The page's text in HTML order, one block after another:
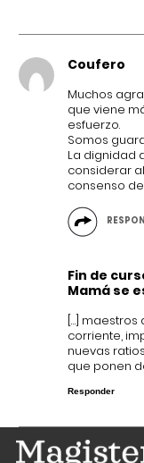
Coufero
Muchos
que viene
esfuerzo.
Somos
La dignidad
considerar
consenso
Fin de
Mamá se
[…]
corriente,
nuevas
que ponen
Responder